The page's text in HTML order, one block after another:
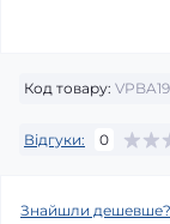
Код товару:
Відгуки: 0
Знайшли дешевше?